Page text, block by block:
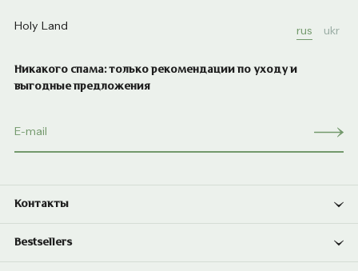
Holy Land rus ukr
Никакого спама: только рекомендации по уходу и
выгодные предложения
Контакты
Bestsellers